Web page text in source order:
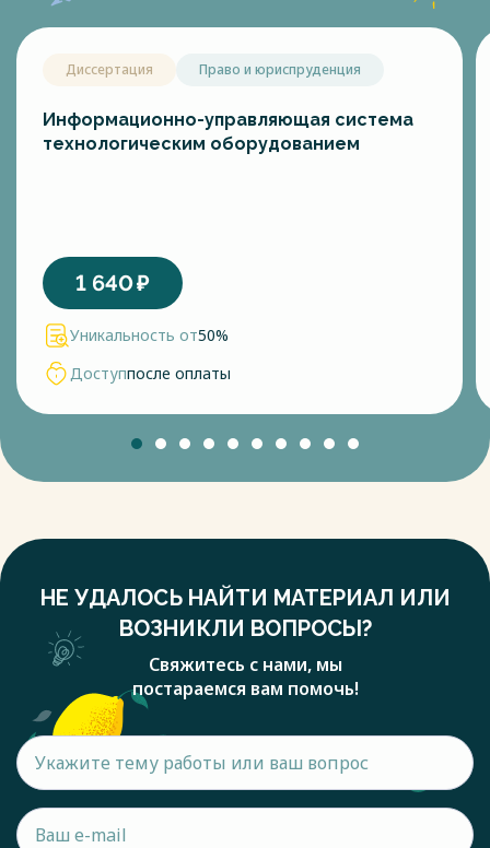
местах сочленения разнородных геологических структур
толчки наиболее часты. Так что во многих горных областях
Приамурья наблюдаются последствия обвалов, вызванных
рельефов области имеют обвально-осыпные процессы, но
главным фактором современного рельефообразования
подробно рассмотреть электрические сети данного
района. Для этого проведем:
- характеристику источников питания;
- структурный анализ линий электропередач;
- структурный анализ подстанций;
- структурный анализ СКРМ
1.3.1 Характеристика источников питания
В рассматриваемого районе расположены 2 станции:
Благовещенская ТЭЦ и Райчихинская ГРЭС.
Тепловая электростанция на окраине города
Западная. На всех линиях связи установлены устройства
РУ ВН 110 кВ представлено схемой: «Две рабочие
секционированные и обходная система шин». Имеет три
стороны напряжения 110/10/6 кВ.
Станция включает: три турбоагрегата ст. №1 типа ПТ-60-
130/13 и ст. №2, 3 типа Т-110/120-130; четыре
энергетических котла типа БКЗ-420-140-7; два водогрейных
котла типа КВГМ-100. Основное топливо – бурый уголь
Райчихинского, Ерковецкого и Харанорского
месторождений.
Установленные электрическая мощность станции — 404
МВт, тепловая — 1005 Гкал/ч. Благовещенская ТЭЦ
Диссертация Право и юриспруденция
Информационно-управляющая система
технологическим оборудованием
1 640₽
Уникальность от50%
Доступпосле оплаты
НЕ УДАЛОСЬ НАЙТИ МАТЕРИАЛ ИЛИ
ВОЗНИКЛИ ВОПРОСЫ?
Свяжитесь с нами, мы
постараемся вам помочь!